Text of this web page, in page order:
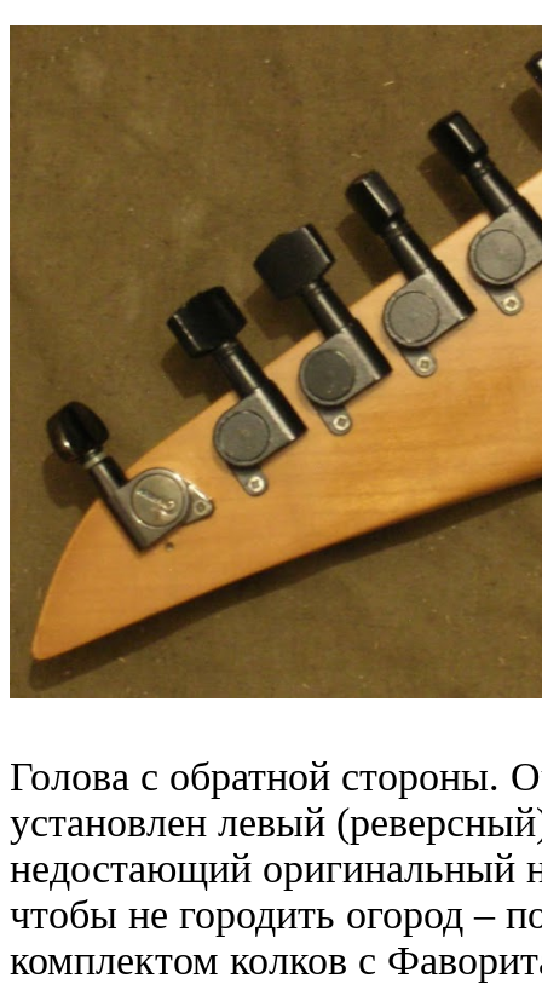
Голова с обратной стороны.
установлен левый
недостающий оригинальный
чтобы не городить огород –
комплектом колков с